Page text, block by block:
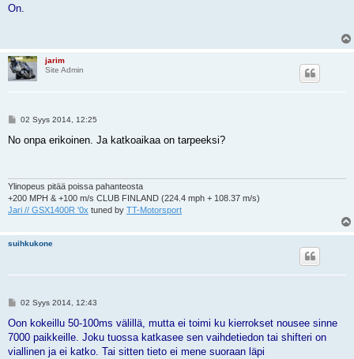
e
On.
jarim
Site Admin
V
e
02 Syys 2014, 12:25
No onpa erikoinen. Ja katkoaikaa on tarpeeksi?
Ylinopeus pitää poissa pahanteosta
+200 MPH & +100 m/s CLUB FINLAND (224.4 mph + 108.37 m/s)
Jari // GSX1400R '0x tuned by TT-Motorsport
suihkukone
V
e
t
i
02 Syys 2014, 12:43
Oon kokeillu 50-100ms välillä, mutta ei toimi ku kierrokset nousee sinne
7000 paikkeille. Joku tuossa katkasee sen vaihdetiedon tai shifteri on
viallinen ja ei katko. Tai sitten tieto ei mene suoraan läpi